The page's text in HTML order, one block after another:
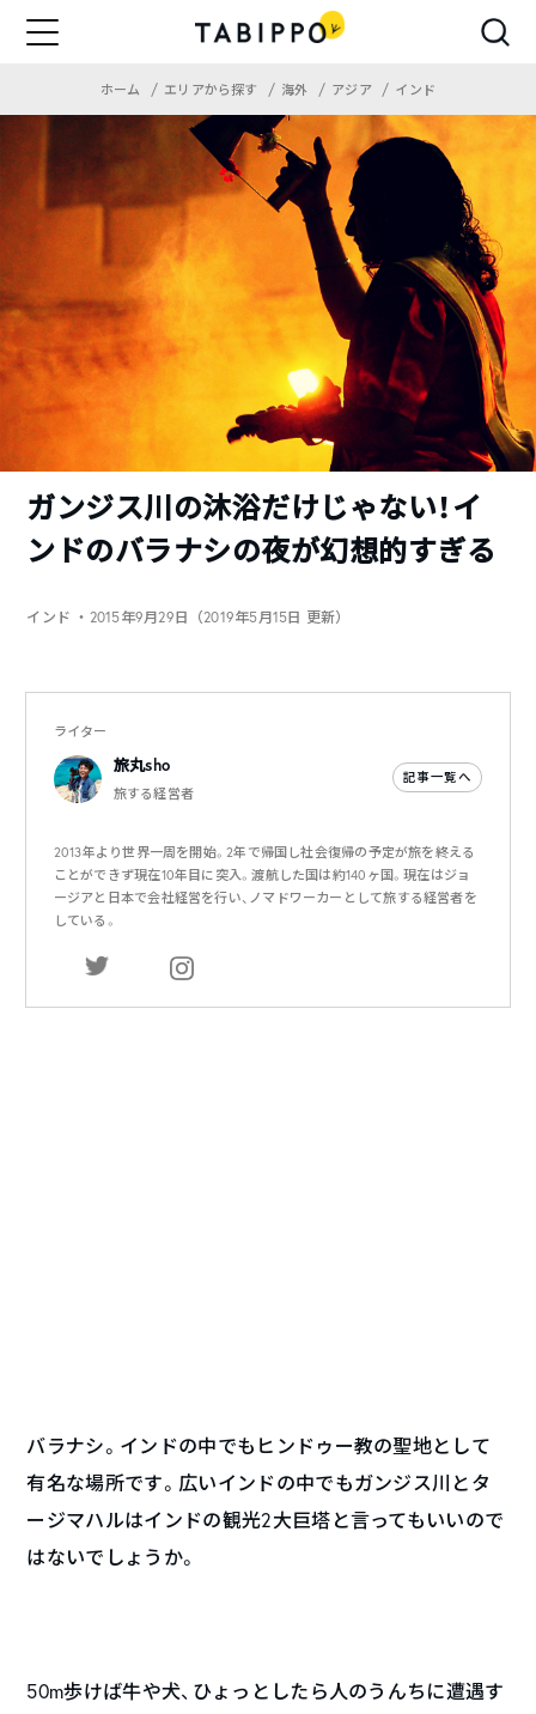
ホーム エリアから探す 海外 アジア インド
ガンジス川の沐浴だけじゃない！イ
ンドのバラナシの夜が幻想的すぎる
インド ・2015年9月29日（2019年5月15日 更新）
ライター
旅丸sho
旅する経営者
記事一覧へ
2013年より世界一周を開始。2年で帰国し社会復帰の予定が旅を終える
ことができず現在10年目に突入。渡航した国は約140ヶ国。現在はジョ
ージアと日本で会社経営を行い、ノマドワーカーとして旅する経営者を
している。
バラナシ。インドの中でもヒンドゥー教の聖地として
有名な場所です。広いインドの中でもガンジス川とタ
ージマハルはインドの観光2大巨塔と言ってもいいので
はないでしょうか。
50m歩けば牛や犬、ひょっとしたら人のうんちに遭遇す